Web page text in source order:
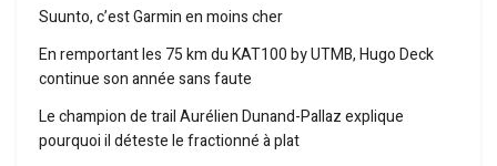
Suunto, c’est Garmin en moins cher
En remportant les 75 km du KAT100 by UTMB, Hugo Deck
continue son année sans faute
Le champion de trail Aurélien Dunand-Pallaz explique
pourquoi il déteste le fractionné à plat